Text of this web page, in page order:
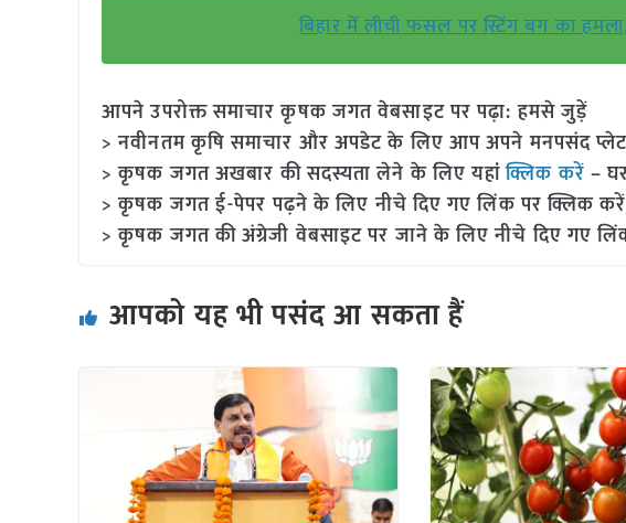
बिहार में लीची फसल पर स्टिंग बग का
आपने उपरोक्त समाचार कृषक जगत वेबसाइट पर पढ़ा: हमसे जुड़ें
> नवीनतम कृषि समाचार और अपडेट के लिए आप अपने मनपसंद
> कृषक जगत अखबार की सदस्यता लेने के लिए यहांक्लिक करें –
> कृषक जगत ई-पेपर पढ़ने के लिए नीचे दिए गए लिंक पर क्लिक
> कृषक जगत की अंग्रेजी वेबसाइट पर जाने के लिए नीचे दिए गए
आपको यह भी पसंद आ सकता हैं